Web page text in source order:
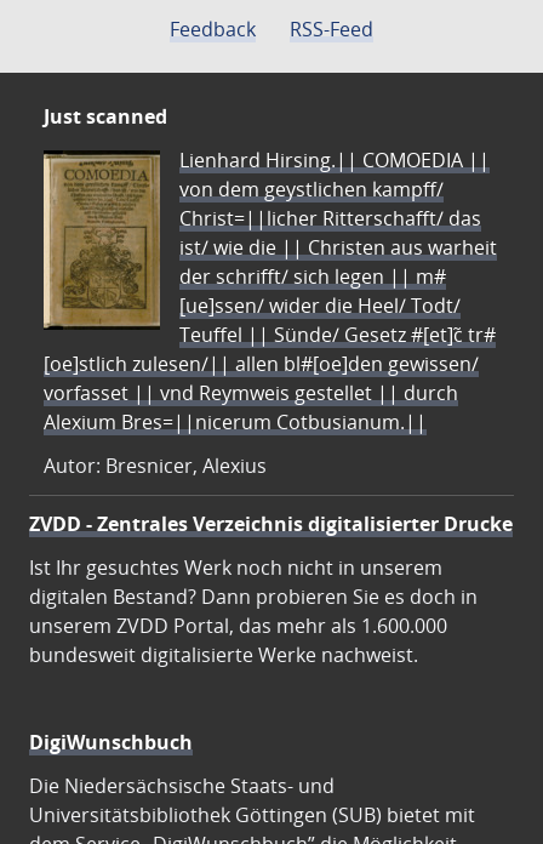
Feedback
RSS-Feed
Just scanned
Lienhard Hirsing.|| COMOEDIA ||
von dem geystlichen kampff/
Christ=||licher Ritterschafft/ das
ist/ wie die || Christen aus warheit
der schrifft/ sich legen || m#
[ue]ssen/ wider die Heel/ Todt/
Teuffel || Sünde/ Gesetz #[et]c̃ tr#
[oe]stlich zulesen/|| allen bl#[oe]den gewissen/
vorfasset || vnd Reymweis gestellet || durch
Alexium Bres=||nicerum Cotbusianum.||
Autor: Bresnicer, Alexius
ZVDD - Zentrales Verzeichnis digitalisierter Drucke
Ist Ihr gesuchtes Werk noch nicht in unserem
digitalen Bestand? Dann probieren Sie es doch in
unserem ZVDD Portal, das mehr als 1.600.000
bundesweit digitalisierte Werke nachweist.
DigiWunschbuch
Die Niedersächsische Staats- und
Universitätsbibliothek Göttingen (SUB) bietet mit